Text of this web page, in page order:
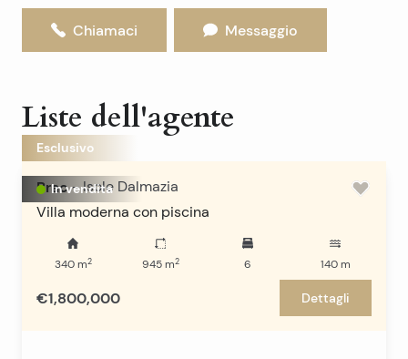
Chiamaci Messaggio
Liste dell'agente
In vendita
Esclusivo
Brac - Isole Dalmazia
Villa moderna con piscina
340m2 945m2 6 140m
€1,800,000 Dettagli